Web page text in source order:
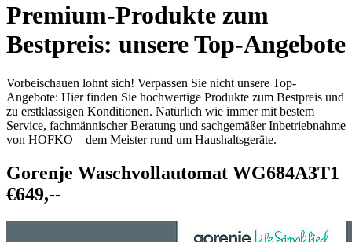
Premium-Produkte zum
Bestpreis: unsere Top-Angebote
Vorbeischauen lohnt sich! Verpassen Sie nicht unsere Top-
Angebote: Hier finden Sie hochwertige Produkte zum Bestpreis und
zu erstklassigen Konditionen. Natürlich wie immer mit bestem
Service, fachmännischer Beratung und sachgemäßer Inbetriebnahme
von HOFKO – dem Meister rund um Haushaltsgeräte.
Gorenje Waschvollautomat WG684A3T1
€649,--